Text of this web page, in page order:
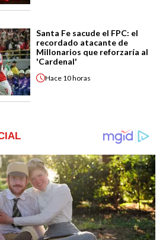
Santa Fe sacude el FPC: el
recordado atacante de
Millonarios que reforzaría al
'Cardenal'
Hace 10 horas